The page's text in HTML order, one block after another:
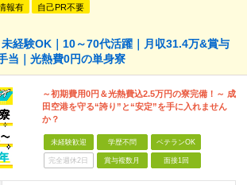
報有 自己PR不要
経験OK｜10～70代活躍｜月収31.4万&賞与
当｜光熱費0円の単身寮
～初期費用0円＆光熱費込2.5万円の寮完備！～ 成
田空港を守る“誇り”と“安定”を手に入れません
か？
未経験歓迎 学歴不問 ベテランOK
完全週休2日 賞与複数月 面接1回